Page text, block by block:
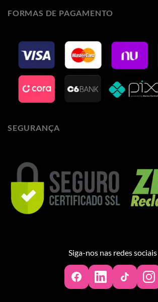
FORMAS DE PAGAMENTO
SEGURANÇA
Siga-nos nas redes sociais